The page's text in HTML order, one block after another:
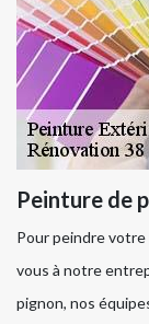
Peinture de
Pour peindre votre
vous à notre
pignon, nos